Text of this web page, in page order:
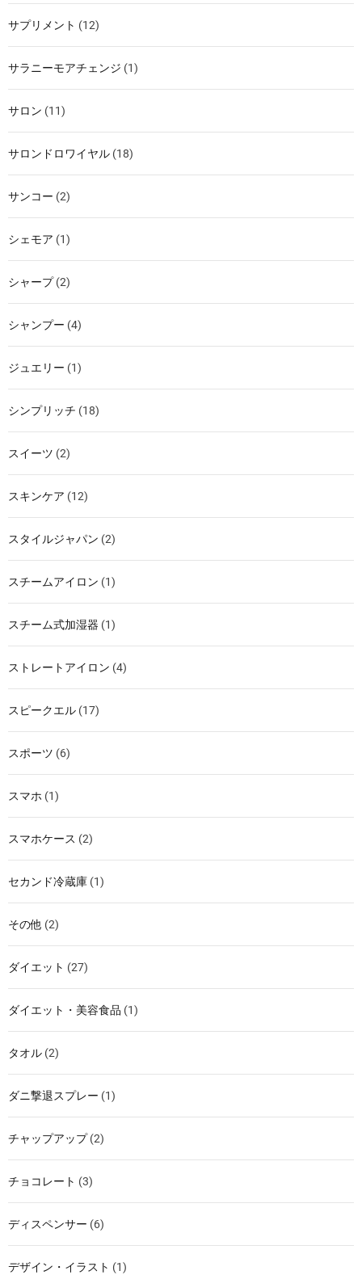
サプリメント (12)
サラニーモアチェンジ (1)
サロン (11)
サロンドロワイヤル (18)
サンコー (2)
シェモア (1)
シャープ(2)
シャンプー (4)
ジュエリー (1)
シンプリッチ (18)
スイーツ (2)
スキンケア (12)
スタイルジャパン (2)
スチームアイロン (1)
スチーム式加湿器 (1)
ストレートアイロン (4)
スピークエル (17)
スポーツ (6)
スマホ (1)
スマホケース (2)
セカンド冷蔵庫 (1)
その他 (2)
ダイエット (27)
ダイエット・美容食品 (1)
タオル (2)
ダニ撃退スプレー (1)
チャップアップ(2)
チョコレート (3)
ディスペンサー (6)
デザイン・イラスト (1)